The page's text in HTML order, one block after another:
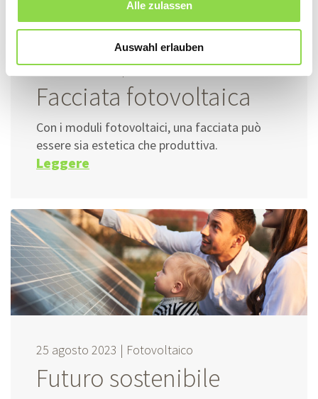
Alle zulassen
Auswahl erlauben
08 maggio 2024 |Fotovoltaico
Facciata fotovoltaica
Con i moduli fotovoltaici, una facciata può
essere sia estetica che produttiva.
Leggere
25 agosto 2023 | Fotovoltaico
Futuro sostenibile